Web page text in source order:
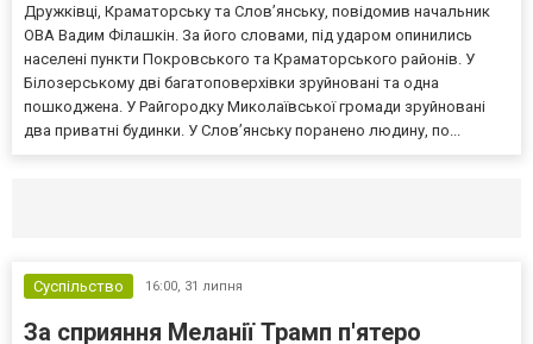
Дружківці, Краматорську та Слов’янську, повідомив начальник
ОВА Вадим Філашкін. За його словами, під ударом опинились
населені пункти Покровського та Краматорського районів. У
Білозерському дві багатоповерхівки зруйновані та одна
пошкоджена. У Райгородку Миколаївської громади зруйновані
два приватні будинки. У Слов’янську поранено людину, по...
Суспільство 16:00, 31 липня
За сприяння Меланії Трамп п'ятеро